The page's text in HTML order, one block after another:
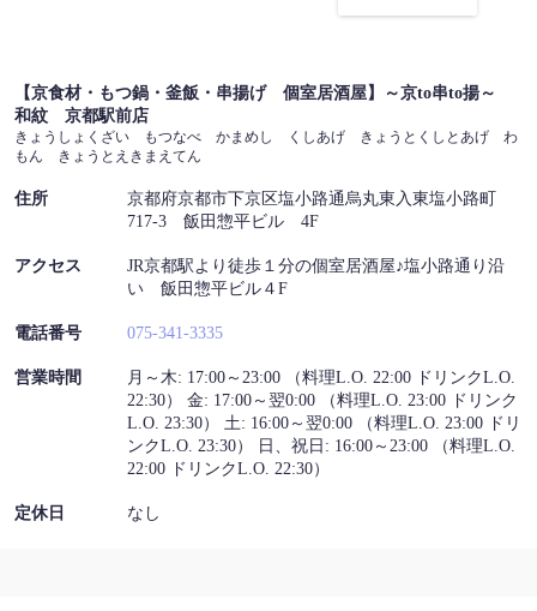
【京食材・もつ鍋・釜飯・串揚げ 個室居酒屋】～京to串to揚～
和紋 京都駅前店
きょうしょくざい もつなべ かまめし くしあげ きょうとくしとあげ わ
もん きょうとえきまえてん
住所
京都府京都市下京区塩小路通烏丸東入東塩小路町
717-3 飯田惣平ビル 4F
アクセス
JR京都駅より徒歩１分の個室居酒屋♪塩小路通り沿
い 飯田惣平ビル４F
電話番号 075-341-3335
営業時間
月～木: 17:00～23:00 （料理L.O. 22:00 ドリンクL.O.
22:30） 金: 17:00～翌0:00 （料理L.O. 23:00 ドリンク
L.O. 23:30） 土: 16:00～翌0:00 （料理L.O. 23:00 ドリ
ンクL.O. 23:30） 日、祝日: 16:00～23:00 （料理L.O.
22:00 ドリンクL.O. 22:30）
定休日 なし
アクセス | 【京食材・もつ鍋・釜飯・串揚げ 個室居酒
屋】～京to串to揚～ 和紋 京都駅前店
ル 4F
https://wamon-kyotoekimae.owst.jp/map
お店情報をコピー
閉じる